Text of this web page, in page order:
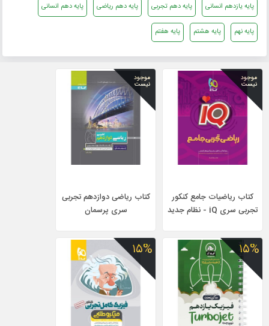
پایه یازدهم انسانی پایه دهم تجربی پایه دهم ریاضی پایه دهم انسانی
پایه نهم پایه هشتم پایه هفتم
موجود
نیست
کتاب ریاضیات جامع کنکور
تجربی سری iQ - نظام جدید
موجود
نیست
کتاب ریاضی دوازدهم تجربی
سری پرسمان
۱۵% ۱۵%